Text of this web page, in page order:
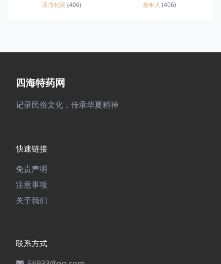
活血化瘀(406) 老年人 (406)
四海特药网
记录民俗文化，传承华夏精神
快速链接
免责声明
注意事项
关于我们
联系方式